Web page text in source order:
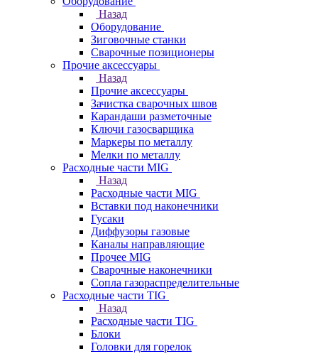
Назад
Оборудование
Зиговочные станки
Сварочные позиционеры
Прочие аксессуары
Назад
Прочие аксессуары
Зачистка сварочных швов
Карандаши разметочные
Ключи газосварщика
Маркеры по металлу
Мелки по металлу
Расходные части MIG
Назад
Расходные части MIG
Вставки под наконечники
Гусаки
Диффузоры газовые
Каналы направляющие
Прочее MIG
Сварочные наконечники
Сопла газораспределительные
Расходные части TIG
Назад
Расходные части TIG
Блоки
Головки для горелок